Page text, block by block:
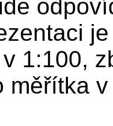
1:100,
měřítka